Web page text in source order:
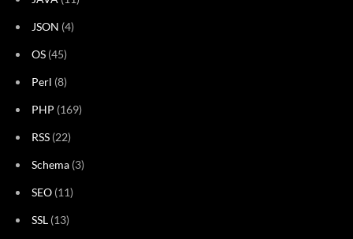
JSON (4)
OS (45)
Perl (8)
PHP (169)
RSS (22)
Schema (3)
SEO (11)
SSL (13)